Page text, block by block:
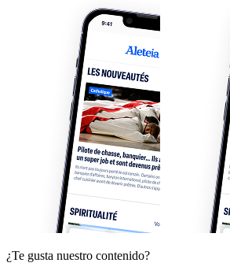
¿Te gusta nuestro contenido?